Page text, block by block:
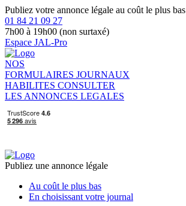
Publiez votre annonce légale au coût le plus bas
01 84 21 09 27
7h00 à 19h00 (non surtaxé)
Espace JAL-Pro
NOS
FORMULAIRES JOURNAUX
HABILITES CONSULTER
LES ANNONCES LEGALES
Publiez une annonce légale
Au coût le plus bas
En choisissant votre journal